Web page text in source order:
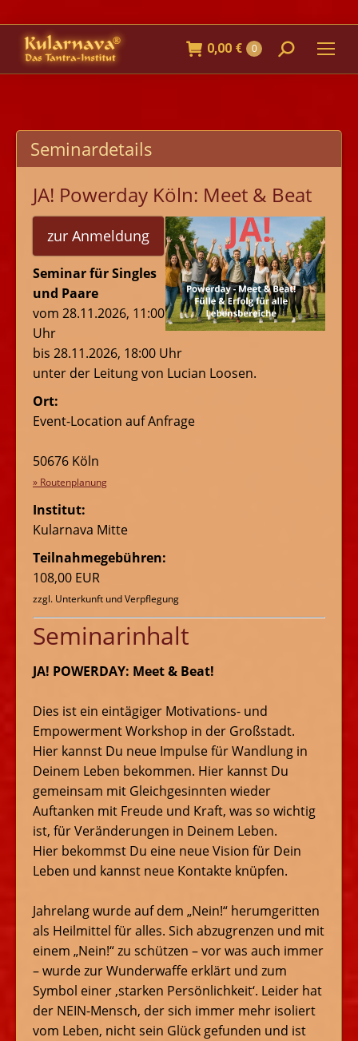
0,00 € 0 Search:
Seminardetails
JA! Powerday Köln: Meet & Beat
zur Anmeldung
Seminar für Singles
und Paare
vom 28.11.2026, 11:00
Uhr
bis 28.11.2026, 18:00 Uhr
unter der Leitung von Lucian Loosen.
Ort:
Event-Location auf Anfrage
50676 Köln
» Routenplanung
Institut:
Kularnava Mitte
Teilnahmegebühren:
108,00 EUR
zzgl. Unterkunft und Verpflegung
Seminarinhalt
JA! POWERDAY: Meet & Beat!
Dies ist ein eintägiger Motivations- und
Empowerment Workshop in der Großstadt.
Hier kannst Du neue Impulse für Wandlung in
Deinem Leben bekommen. Hier kannst Du
gemeinsam mit Gleichgesinnten wieder
Auftanken mit Freude und Kraft, was so wichtig
ist, für Veränderungen in Deinem Leben.
Hier bekommst Du eine neue Vision für Dein
Leben und kannst neue Kontakte knüpfen.
Jahrelang wurde auf dem „Nein!“ herumgeritten
als Heilmittel für alles. Sich abzugrenzen und mit
einem „Nein!“ zu schützen – vor was auch immer
– wurde zur Wunderwaffe erklärt und zum
Symbol einer ‚starken Persönlichkeit‘. Leider hat
der NEIN-Mensch, der sich immer mehr isoliert
vom Leben, nicht sein Glück gefunden und ist